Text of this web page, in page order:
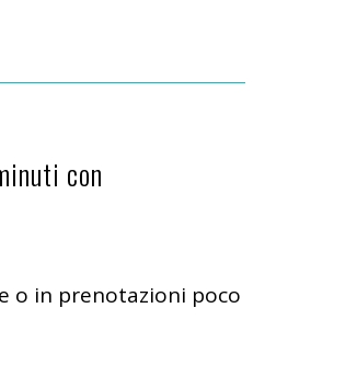
con
o in prenotazioni poco